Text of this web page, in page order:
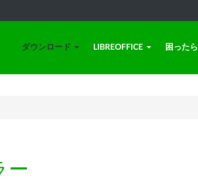
ダウンロード LIBREOFFICE 困ったら
ー